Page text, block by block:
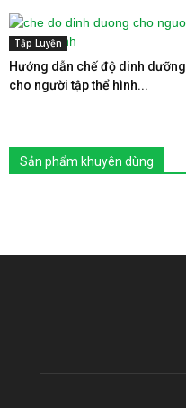
Tập Luyện
Hướng dẫn chế độ dinh dưỡng
cho người tập thể hình...
Sản phẩm khuyên dùng